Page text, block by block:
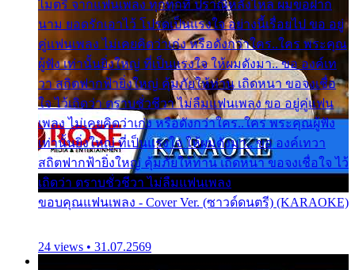
ไมตรี จากแฟนเพลง ทุกทุกที่ ปราณีหลั่งไหล ผมขอฝาก
นาม ยอดรักเอาไว้ โปรดเป็นแรงใจ อย่างนี้เรื่อยไป ขอ อยู่
คู่แฟนเพลง ไม่เคยคิดว่าเก่ง หรือดังกว่าใคร..ใคร พระคุณ
ผู้ฟัง เท่านั้นยิ่งใหญ่ ที่เป็นแรงใจ ให้ผมดังมา.. ขอ องค์เท
วา สถิตฟากฟ้ายิ่งใหญ่ คุ้มภัยให้ท่าน เถิดหนา ขอจงเชื่อ
ใจ ไว้เถิดว่า ตราบชั่วชีวา ไม่ลืมแฟนเพลง ขอ อยู่คู่แฟน
เพลง ไม่เคยคิดว่าเก่ง หรือดังกว่าใคร..ใคร พระคุณผู้ฟัง
เท่านั้นยิ่งใหญ่ ที่เป็นแรงใจ ให้ผมดังมา.. ขอ องค์เทวา
สถิตฟากฟ้ายิ่งใหญ่ คุ้มภัยให้ท่าน เถิดหนา ขอจงเชื่อใจ ไว้
เถิดว่า ตราบชั่วชีวา ไม่ลืมแฟนเพลง
ขอบคุณแฟนเพลง - Cover Ver. (ซาวด์ดนตรี) (KARAOKE)
24 views • 31.07.2569